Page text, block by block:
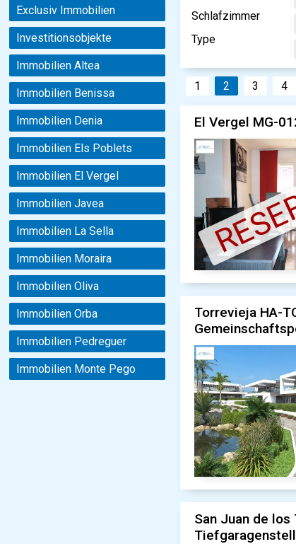
Exclusiv Immobilien
Investitionsobjekte
Immobilien Altea
Immobilien Benissa
Immobilien Denia
Immobilien Els Poblets
Immobilien El Vergel
Immobilien Javea
Immobilien La Sella
Immobilien Moraira
Immobilien Oliva
Immobilien Orba
Immobilien Pedreguer
Immobilien Monte Pego
Schlafzimmer
Type
1 2 3 4
El Vergel MG-
Torrevieja HA-
San Juan de